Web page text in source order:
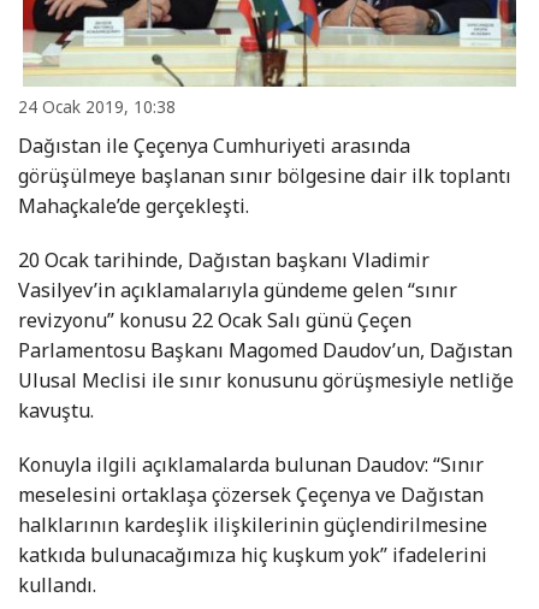
24 Ocak 2019, 10:38
Dağıstan ile Çeçenya Cumhuriyeti arasında
görüşülmeye başlanan sınır bölgesine dair ilk toplantı
Mahaçkale’de gerçekleşti.
20 Ocak tarihinde, Dağıstan başkanı Vladimir
Vasilyev’in açıklamalarıyla gündeme gelen “sınır
revizyonu” konusu 22 Ocak Salı günü Çeçen
Parlamentosu Başkanı Magomed Daudov’un, Dağıstan
Ulusal Meclisi ile sınır konusunu görüşmesiyle netliğe
kavuştu.
Konuyla ilgili açıklamalarda bulunan Daudov: “Sınır
meselesini ortaklaşa çözersek Çeçenya ve Dağıstan
halklarının kardeşlik ilişkilerinin güçlendirilmesine
katkıda bulunacağımıza hiç kuşkum yok” ifadelerini
kullandı.